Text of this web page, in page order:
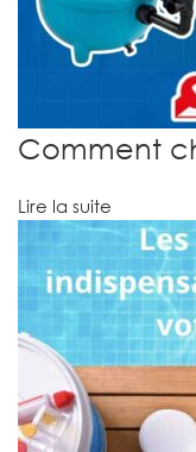
Comment
Lire la suite